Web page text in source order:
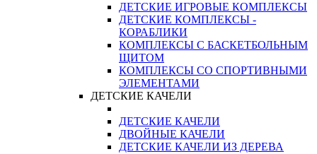
ДЕТСКИЕ ИГРОВЫЕ КОМПЛЕКСЫ
ДЕТСКИЕ КОМПЛЕКСЫ -
КОРАБЛИКИ
КОМПЛЕКСЫ С БАСКЕТБОЛЬНЫМ
ЩИТОМ
КОМПЛЕКСЫ СО СПОРТИВНЫМИ
ЭЛЕМЕНТАМИ
ДЕТСКИЕ КАЧЕЛИ
ДЕТСКИЕ КАЧЕЛИ
ДВОЙНЫЕ КАЧЕЛИ
ДЕТСКИЕ КАЧЕЛИ ИЗ ДЕРЕВА